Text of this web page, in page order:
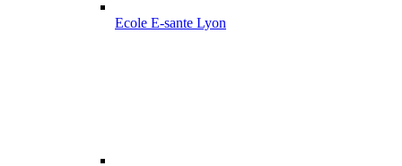
Ecole E-sante Lyon